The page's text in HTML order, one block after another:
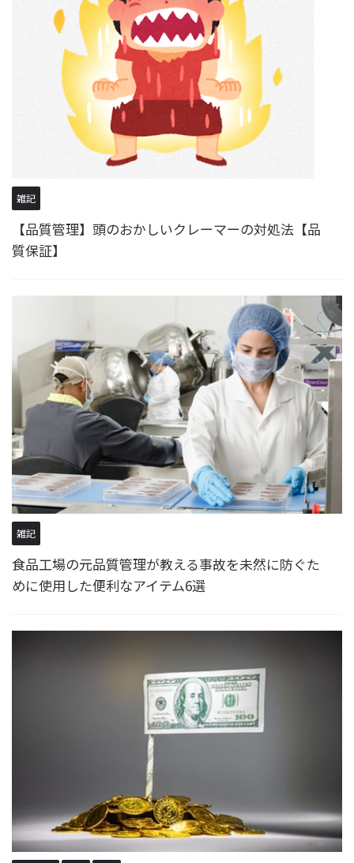
雑記
【品質管理】頭のおかしいクレーマーの対処法【品
質保証】
雑記
食品工場の元品質管理が教える事故を未然に防ぐた
めに使用した便利なアイテム6選